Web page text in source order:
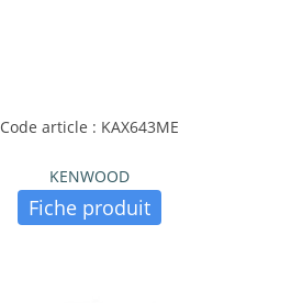
Code article : KAX643ME
KENWOOD
Fiche produit